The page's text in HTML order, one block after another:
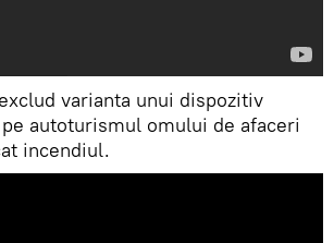
varianta unui dispozitiv
autoturismul omului de afaceri
incendiul.